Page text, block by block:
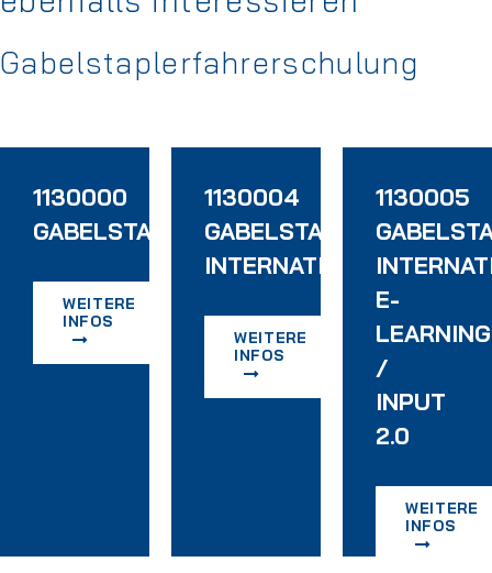
Gabelstaplerfahrerschulung
1130000
GABELSTAPLERFAHRERSCHULUNG
WEITERE
INFOS
1130004
INTERNATIONAL
WEITERE
INFOS
1130005
E-
LEARNING
/
INPUT
2.0
WEITERE
INFOS